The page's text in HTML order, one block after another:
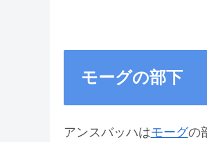
モーグの部下
アンスバッハはモーグの